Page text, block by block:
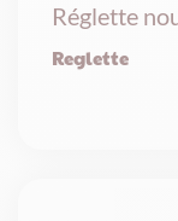
Réglette
Reglette